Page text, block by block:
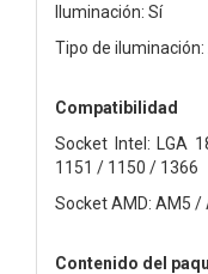
Iluminación: Sí
Tipo de iluminación:
Compatibilidad
Socket Intel: LGA
1151 / 1150 / 1366
Socket AMD: AM5 /
Contenido del